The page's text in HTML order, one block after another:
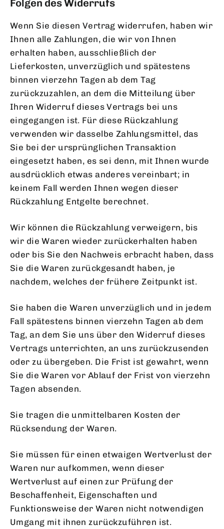
Folgen des Widerrufs
Wenn Sie diesen Vertrag widerrufen, haben wir
Ihnen alle Zahlungen, die wir von Ihnen
erhalten haben, ausschließlich der
Lieferkosten, unverzüglich und spätestens
binnen vierzehn Tagen ab dem Tag
zurückzuzahlen, an dem die Mitteilung über
Ihren Widerruf dieses Vertrags bei uns
eingegangen ist. Für diese Rückzahlung
verwenden wir dasselbe Zahlungsmittel, das
Sie bei der ursprünglichen Transaktion
eingesetzt haben, es sei denn, mit Ihnen wurde
ausdrücklich etwas anderes vereinbart; in
keinem Fall werden Ihnen wegen dieser
Rückzahlung Entgelte berechnet.
Wir können die Rückzahlung verweigern, bis
wir die Waren wieder zurückerhalten haben
oder bis Sie den Nachweis erbracht haben, dass
Sie die Waren zurückgesandt haben, je
nachdem, welches der frühere Zeitpunkt ist.
Sie haben die Waren unverzüglich und in jedem
Fall spätestens binnen vierzehn Tagen ab dem
Tag, an dem Sie uns über den Widerruf dieses
Vertrags unterrichten, an uns zurückzusenden
oder zu übergeben. Die Frist ist gewahrt, wenn
Sie die Waren vor Ablauf der Frist von vierzehn
Tagen absenden.
Sie tragen die unmittelbaren Kosten der
Rücksendung der Waren.
Sie müssen für einen etwaigen Wertverlust der
Waren nur aufkommen, wenn dieser
Wertverlust auf einen zur Prüfung der
Beschaffenheit, Eigenschaften und
Funktionsweise der Waren nicht notwendigen
Umgang mit ihnen zurückzuführen ist.